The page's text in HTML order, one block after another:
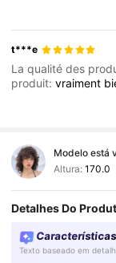
t***e
La qualité des
produit:vraiment
Modelo está
Altura: 170.0
Detalhes Do
Texto baseado em